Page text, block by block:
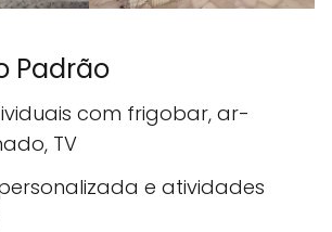
Padrão
com frigobar, ar-
TV
e atividades